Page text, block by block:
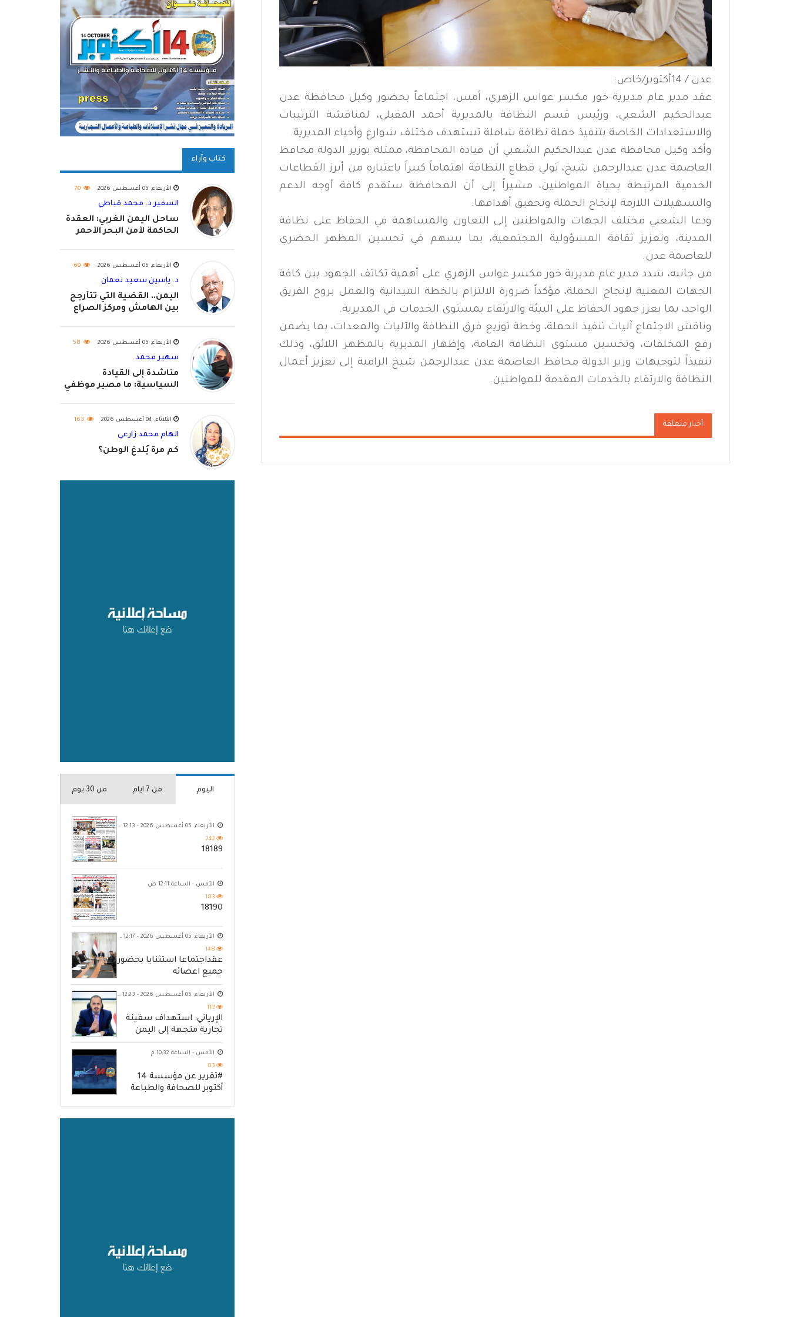
عدن / 14أكتوبر/خاص:
عقد مدير عام مديرية خور مكسر عواس الزهري، أمس، اجتماعاً بحضور وكيل محافظة عدن
عبدالحكيم الشعبي، ورئيس قسم النظافة بالمديرية أحمد المقبلي، لمناقشة الترتيبات
والاستعدادات الخاصة بتنفيذ حملة نظافة شاملة تستهدف مختلف شوارع وأحياء المديرية.
وأكد وكيل محافظة عدن عبدالحكيم الشعبي أن قيادة المحافظة، ممثلة بوزير الدولة محافظ
العاصمة عدن عبدالرحمن شيخ، تولي قطاع النظافة اهتماماً كبيراً باعتباره من أبرز القطاعات
الخدمية المرتبطة بحياة المواطنين، مشيراً إلى أن المحافظة ستقدم كافة أوجه الدعم
والتسهيلات اللازمة لإنجاح الحملة وتحقيق أهدافها.
ودعا الشعبي مختلف الجهات والمواطنين إلى التعاون والمساهمة في الحفاظ على نظافة
المدينة، وتعزيز ثقافة المسؤولية المجتمعية، بما يسهم في تحسين المظهر الحضري
للعاصمة عدن.
من جانبه، شدد مدير عام مديرية خور مكسر عواس الزهري على أهمية تكاتف الجهود بين كافة
الجهات المعنية لإنجاح الحملة، مؤكداً ضرورة الالتزام بالخطة الميدانية والعمل بروح الفريق
الواحد، بما يعزز جهود الحفاظ على البيئة والارتقاء بمستوى الخدمات في المديرية.
وناقش الاجتماع آليات تنفيذ الحملة، وخطة توزيع فرق النظافة والآليات والمعدات، بما يضمن
رفع المخلفات، وتحسين مستوى النظافة العامة، وإظهار المديرية بالمظهر اللائق، وذلك
تنفيذاً لتوجيهات وزير الدولة محافظ العاصمة عدن عبدالرحمن شيخ الرامية إلى تعزيز أعمال
النظافة والارتقاء بالخدمات المقدمة للمواطنين.
أخبار متعلقة
كتاب وآراء
الأربعاء, 05 أغسطس 2026 70
السفير د. محمد قباطي
ساحل اليمن الغربي: العقدة
الحاكمة لأمن البحر الأحمر
الأربعاء, 05 أغسطس 2026 60
د. ياسين سعيد نعمان
اليمن.. القضية التي تتأرجح
بين الهامش ومركز الصراع
الأربعاء, 05 أغسطس 2026 58
سهير محمد
مناشدة إلى القيادة
السياسية: ما مصير موظفي
الثلاثاء, 04 أغسطس 2026 163
الهام محمد زارعي
كم مرة يُلدغ الوطن؟
اليوم من 7 ايام من 30 يوم
الأربعاء, 05 أغسطس 2026 - 12:13 ص
242
18189
الأمس - الساعة 12:11 ص
183
18190
الأربعاء, 05 أغسطس 2026 - 12:17 ص
148
عقداجتماعا استثنايا بحضور
جميع اعضائه
الأربعاء, 05 أغسطس 2026 - 12:23 ص
113
الإرياني: استهداف سفينة
تجارية متجهة إلى اليمن
يكشف حصار الحوثي للشعب
الأمس - الساعة 10:32 م
83
#تقرير عن مؤسسة 14
أكتوبر للصحافة والطباعة